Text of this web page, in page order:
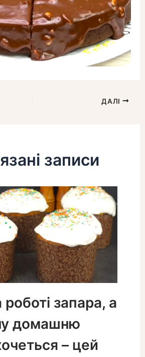
ДАЛІ
записи
запара, а
домашню
– цей